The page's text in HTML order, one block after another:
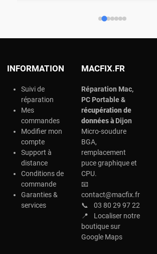
INFORMATION
Suivi de
réparation
Mes
commandes
Modifier mon
compte
Support à
distance
Conditions de
commande
Garanties &
services
MACFIX.FR
Réparation Mac,
PC Portable &
récupération de
données àDijon
Micro-soudure
BGA,
remplacement
puce graphique et
CPU.
📧
contact@macfix.fr
📞
03 80 29 97 22
📍
Localiser notre
boutique sur
Google Maps